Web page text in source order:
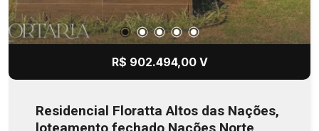
R$ 902.494,00 V
Residencial Floratta Altos das Nações,